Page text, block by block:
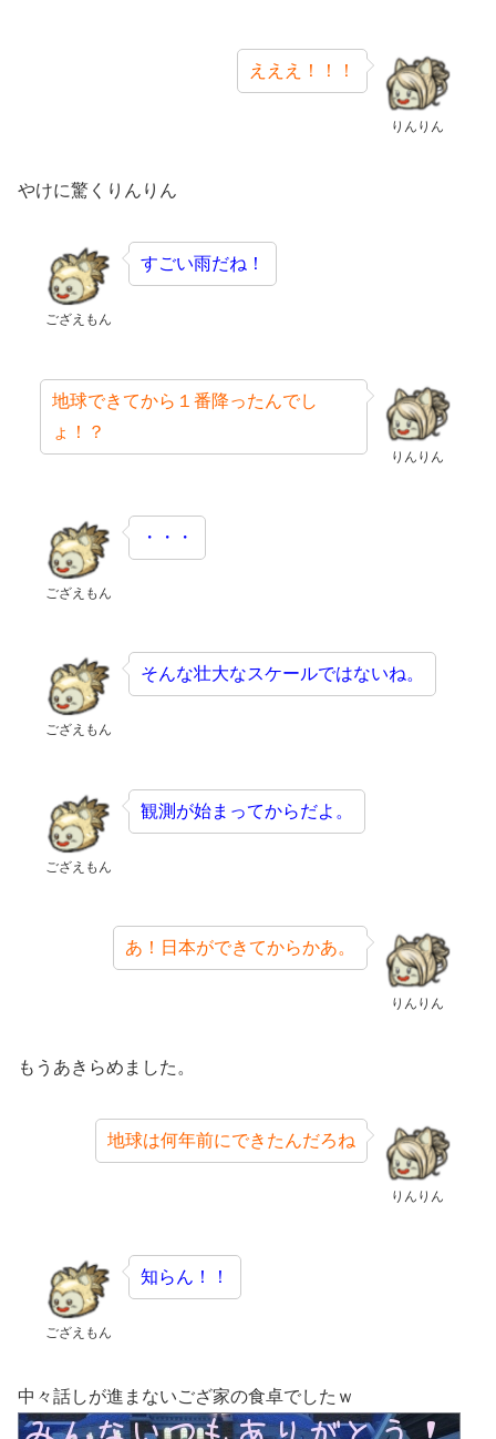
りんりん
えええ！！！
やけに驚くりんりん
ござえもん
すごい雨だね！
りんりん
地球できてから１番降ったんでし
ょ！？
ござえもん
・・・
ござえもん
そんな壮大なスケールではないね。
ござえもん
観測が始まってからだよ。
りんりん
あ！日本ができてからかあ。
もうあきらめました。
りんりん
地球は何年前にできたんだろね
ござえもん
知らん！！
中々話しが進まないござ家の食卓でしたｗ